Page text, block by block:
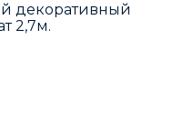
декоративный
2,7м.